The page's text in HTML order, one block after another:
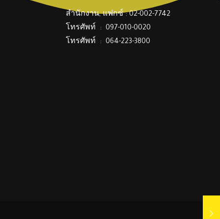
สำนักงาน, แฟกซ์ : 02-002-7742
โทรศัพท์ : 097-010-0020
โทรศัพท์ : 064-223-3800